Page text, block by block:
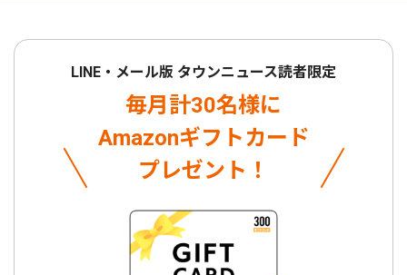
LINE・メール版 タウンニュース読者限定
毎月計30名様に
Amazonギフトカード
プレゼント！